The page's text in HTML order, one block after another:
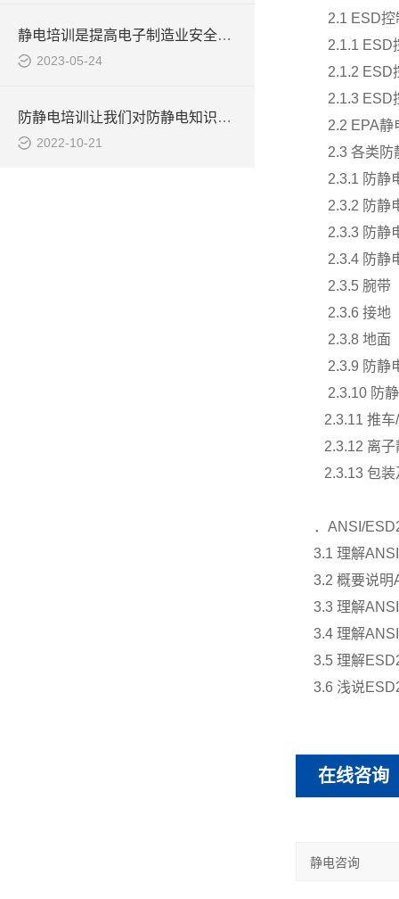
静电培训是提高电子制造业安全和质量的关键
2023-05-24
防静电培训让我们对防静电知识更进一步了解
2022-10-21
2.1 ESD控
2.1.1 ESD
2.1.2 ESD
2.1.3 ESD
2.2 EPA静
2.3 各类防
2.3.1 防静
2.3.2 防静
2.3.3 防静
2.3.4 防静
2.3.5 腕带
2.3.6 接地
2.3.8 地面
2.3.9 防静
2.3.10 防
2.3.11 推车/
2.3.12 离子
2.3.13 包装
． ANSI/
3.1 理解
3.2 概要说明
3.3 理解
3.4 理解
3.5 理解
3.6 浅说
在线咨询